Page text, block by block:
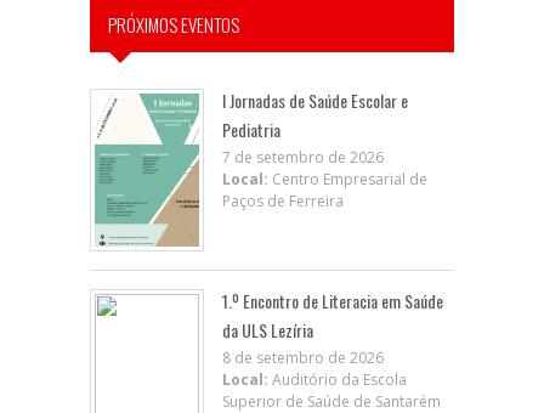
PRÓXIMOS EVENTOS
I Jornadas de Saúde Escolar e
Pediatria
7 de setembro de 2026
Local: Centro Empresarial de
Paços de Ferreira
1.º Encontro de Literacia em Saúde
da ULS Lezíria
8 de setembro de 2026
Local: Auditório da Escola
Superior de Saúde de Santarém